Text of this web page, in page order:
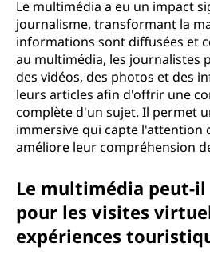
Le multimédia a eu un impact
journalisme, transformant la
informations sont diffusées et
au multimédia, les journalistes
des vidéos, des photos et des
leurs articles afin d'offrir une
complète d'un sujet. Il permet
immersive qui capte l'attention
améliore leur compréhension
Le multimédia peut-
pour les visites
expériences